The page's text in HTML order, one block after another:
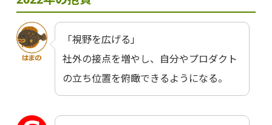
「視野を広げる」
社外の接点を増やし、自分やプロダクト
の立ち位置を俯瞰できるようになる。